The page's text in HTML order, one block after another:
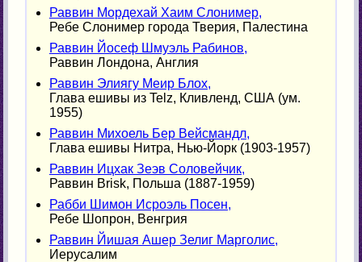
Раввин Мордехай Хаим Слонимер,
Ребе Слонимер города Тверия, Палестина
Раввин Йосеф Шмуэль Рабинов,
Раввин Лондона, Англия
Раввин Элиягу Меир Блох,
Глава ешивы из Telz, Кливленд, США (ум.
1955)
Раввин Михоель Бер Вейсмандл,
Глава ешивы Нитра, Нью-Йорк (1903-1957)
Раввин Ицхак Зеэв Соловейчик,
Раввин Brisk, Польша (1887-1959)
Рабби Шимон Исроэль Посен,
Ребе Шопрон, Венгрия
Раввин Йишая Ашер Зелиг Марголис,
Иерусалим